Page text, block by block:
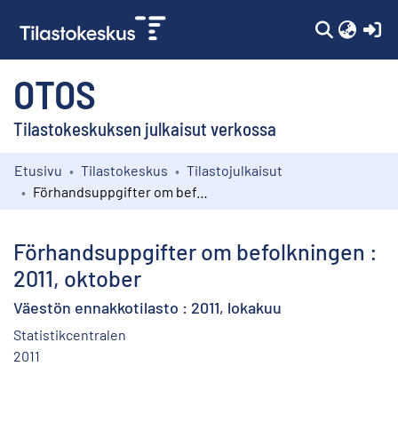
OTOS
Tilastokeskuksen julkaisut verkossa
Kokoelmat
Etusivu Tilastokeskus
Tilastojulkaisut
Förhandsuppgifter om befolkningen :
2011, oktober
Väestön ennakkotilasto : 2011, lokakuu
Statistikcentralen
2011